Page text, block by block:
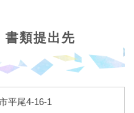
書類提出先
平尾4-16-1